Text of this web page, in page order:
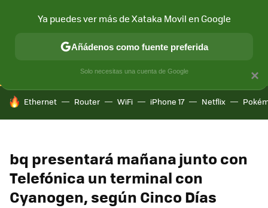
CONECTIVIDAD MÓVIL Y SOCIEDAD APLICACIONES
HOY SE HABLA DE
Ethernet Router WiFi iPhone 17 Netflix
bq presentará mañana junto con
Telefónica un terminal con
Cyanogen, según Cinco Días
×
Ya puedes ver más de Xataka Movil en Google
Añádenos como fuente preferida
Solo necesitas una cuenta de Google